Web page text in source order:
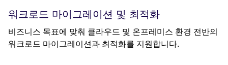
워크로드 마이그레이션 및 최적화
비즈니스 목표에 맞춰 클라우드 및 온프레미스 환경 전반의
워크로드 마이그레이션과 최적화를 지원합니다.